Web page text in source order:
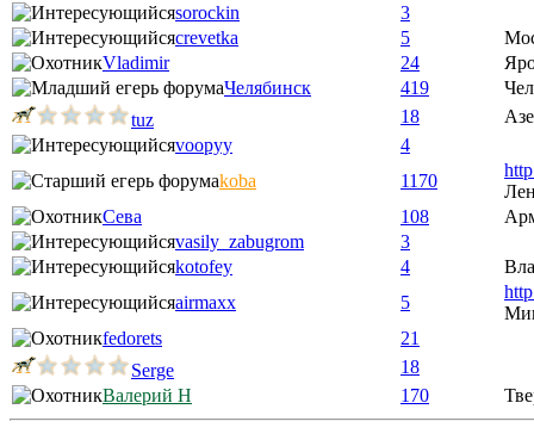
sorockin
3
crevetka
5
Vladimir
24
Челябинск
419
tuz
18
voopyy
4
koba
1170
Сева
108
vasily_zabugrom
3
kotofey
4
airmaxx
5
fedorets
21
Serge
18
Валерий Н
170